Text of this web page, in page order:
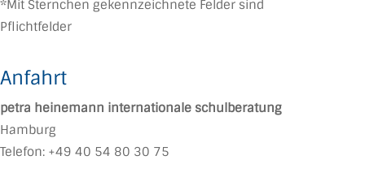
*Mit Sternchen gekennzeichnete Felder sind
Pflichtfelder
Anfahrt
petra heinemann internationale schulberatung
Hamburg
Telefon: +49 40 54 80 30 75